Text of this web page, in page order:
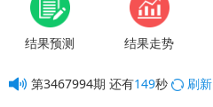
结果预测 结果走势
第3467994期 还有149秒 刷新